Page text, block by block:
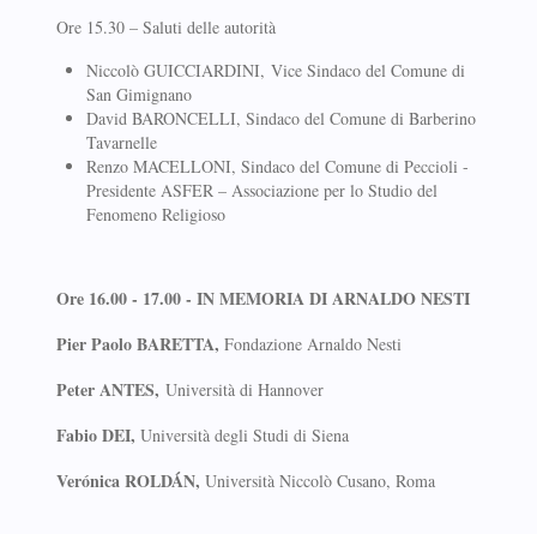
Ore 15.30 – Saluti delle autorità
Niccolò GUICCIARDINI, Vice Sindaco del Comune di
San Gimignano
David BARONCELLI, Sindaco del Comune di Barberino
Tavarnelle
Renzo MACELLONI, Sindaco del Comune di Peccioli -
Presidente ASFER – Associazione per lo Studio del
Fenomeno Religioso
Ore 16.00 - 17.00 - IN MEMORIA DI ARNALDO NESTI
Pier Paolo BARETTA, Fondazione Arnaldo Nesti
Peter ANTES, Università di Hannover
Fabio DEI, Università degli Studi di Siena
Verónica ROLDÁN, Università Niccolò Cusano, Roma